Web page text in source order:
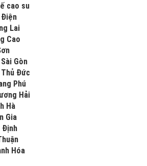
cao su
Điện
Lai
Cao
Gòn
Thủ Đức
Phú
Hải
Hà
Gia
Định
Hóa